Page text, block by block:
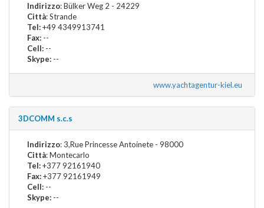
Indirizzo: Bülker Weg 2 - 24229
Città: Strande
Tel:+49 4349913741
Fax: --
Cell: --
Skype: --
www.yachtagentur-kiel.eu
3DCOMM s.c.s
Indirizzo: 3,Rue Princesse Antoinete - 98000
Città: Montecarlo
Tel:+377 92161940
Fax:+377 92161949
Cell: --
Skype: --